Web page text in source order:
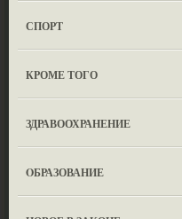
СПОРТ
КРОМЕ ТОГО
ЗДРАВООХРАНЕНИЕ
OБРАЗОВАНИЕ